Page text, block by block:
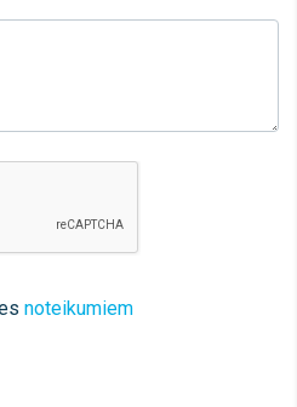
noteikumiem